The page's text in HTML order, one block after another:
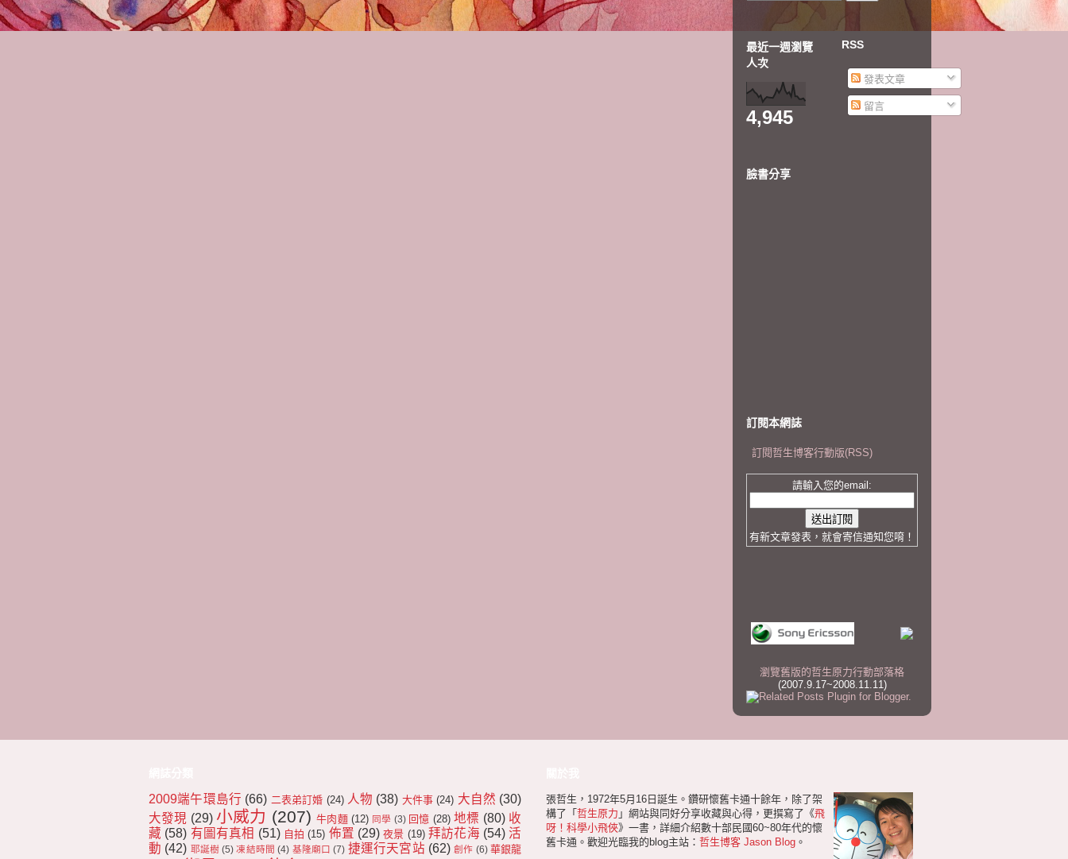
最近一週瀏覽
人次
4,945
RSS
發表文章
留言
臉書分享
訂閱本網誌
訂閱哲生博客行動版(RSS)
請輸入您的email:
有新文章發表，就會寄信通知您唷！
瀏覽舊版的哲生原力行動部落格
(2007.9.17~2008.11.11)
2009端午環島行 (66) 二表弟訂婚 (24) 人物 (38) 大件事 (24) 大自然 (30)
大發現 (29) 小威力 (207) 牛肉麵 (12) 同學 (3) 回憶 (28) 地標 (80) 收
藏 (58) 有圖有真相 (51) 自拍 (15) 佈置 (29) 夜景 (19) 拜訪花海 (54) 活
動 (42) 耶誕樹 (5) 凍結時間 (4) 基隆廟口 (7) 捷運行天宮站 (62) 創作 (6) 華銀龍
張哲生，1972年5月16日誕生。鑽研懷舊卡通十餘年，除了架
構了「哲生原力 」網站與同好分享收藏與心得，更撰寫了《飛
呀！科學小飛俠》一書，詳細介紹數十部民國60~80年代的懷
舊卡通。歡迎光臨我的blog主站： 哲生博客 Jason Blog 。